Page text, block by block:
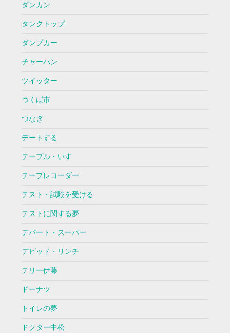
ダンカン
タンクトップ
ダンプカー
チャーハン
ツイッター
つくば市
つなぎ
デートする
テーブル・いす
テープレコーダー
テスト・試験を受ける
テストに関する夢
デパート・スーパー
デビッド・リンチ
テリー伊藤
ドーナツ
トイレの夢
ドクター中松